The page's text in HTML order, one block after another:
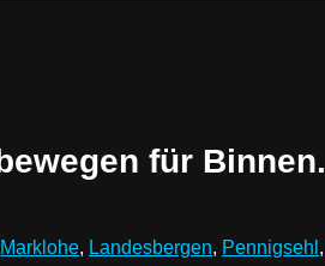
für Binnen.
Marklohe, Landesbergen, Pennigsehl ,